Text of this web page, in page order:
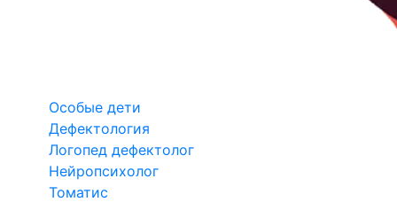
Особые дети
Дефектология
Логопед дефектолог
Нейропсихолог
Томатис